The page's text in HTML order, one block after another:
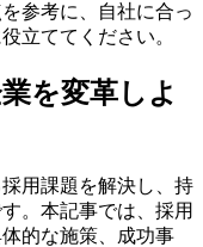
参考に、自社に合っ
立ててください。
を変革しよ
用課題を解決し、持
。本記事では、採用
的な施策、成功事